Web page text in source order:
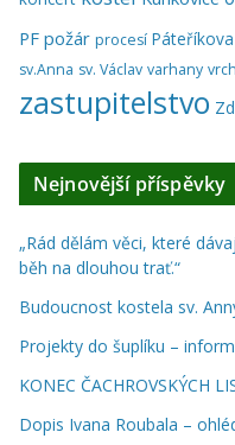
PF požár procesí
sv.Anna sv. Václav varhany
zastupitelstvo
Nejnovější příspěvky
„Rád dělám věci, které
běh na dlouhou trať.“
Budoucnost kostela sv.
Projekty do šuplíku –
KONEC ČACHROVSKÝCH
Dopis Ivana Roubala –